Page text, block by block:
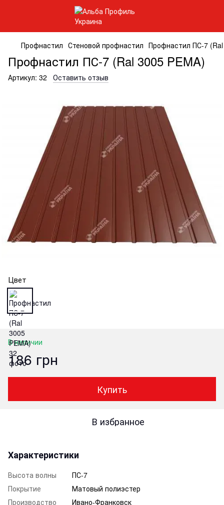
Профнастил Стеновой профнастил Профнастил ПС-7
Профнастил ПС-7 (Ral 3005 PEMA)
Артикул: 32 Оставить отзыв
Цвет
В наличии
186 грн
Купить
В избранное
Характеристики
Высота волны
ПС-7
Покрытие
Матовый полиэстер
Производство
Ивано-Франковск